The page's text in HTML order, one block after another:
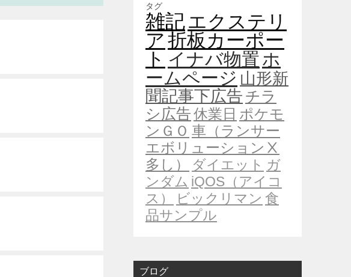
タグ
雑記エクステリ
ア折板カーポー
ト イナバ物置ホ
ームページ 山形新
聞記事下広告 チラ
シ広告休業日 ポケモ
ンＧＯ 車（ランサー
エボリューションⅩ
多し）
ダイエット ガ
ンダム iQOS（アイコ
ス）
ビックリマン 食
品サンプル
ブログ